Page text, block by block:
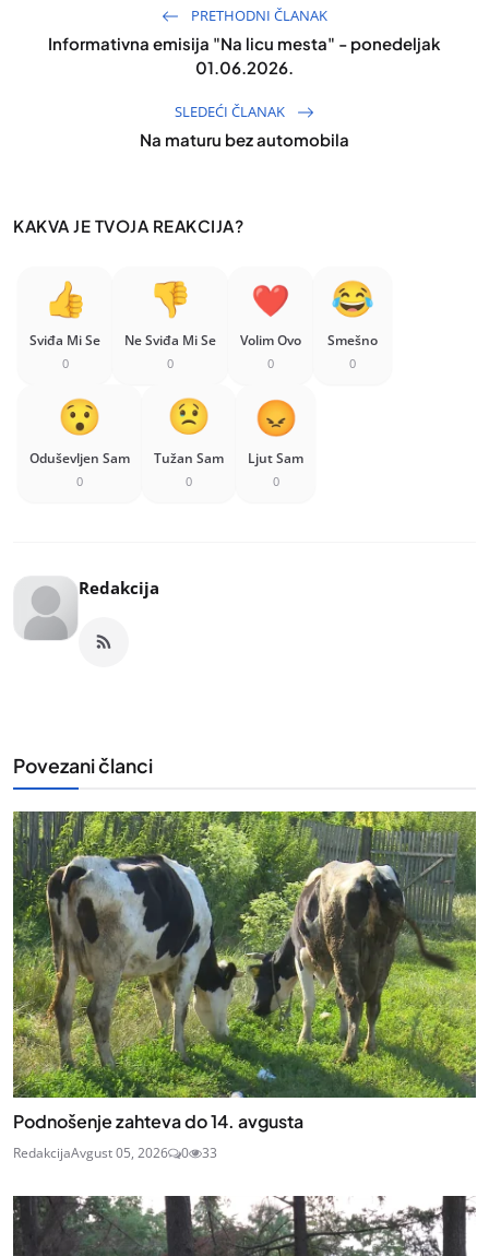
PRETHODNI ČLANAK
Informativna emisija "Na licu mesta" - ponedeljak
01.06.2026.
SLEDEĆI ČLANAK
Na maturu bez automobila
KAKVA JE TVOJA REAKCIJA?
Sviđa Mi Se
0
Ne Sviđa Mi Se
0
Volim Ovo
0
Smešno
0
Oduševljen Sam
0
Tužan Sam
0
Ljut Sam
0
Redakcija
Povezani članci
Podnošenje zahteva do 14. avgusta
RedakcijaAvgust 05, 2026 0 33